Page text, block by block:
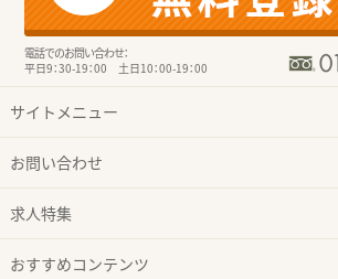
電話でのお問い合わせ：
平日9：30-19：00 土日10：00-19：00
サイトメニュー
お問い合わせ
求人特集
おすすめコンテンツ